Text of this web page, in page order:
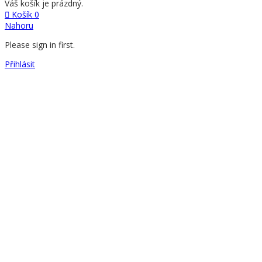
Váš košík je prázdný.
Košík 0
Nahoru
Please sign in first.
Přihlásit